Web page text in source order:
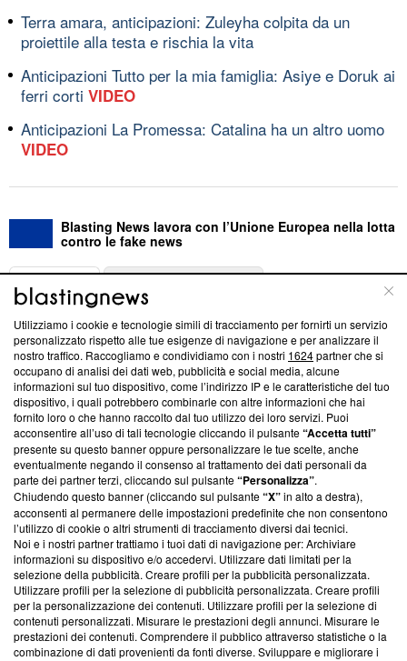
Terra amara, anticipazioni: Zuleyha colpita da un
proiettile alla testa e rischia la vita
Anticipazioni Tutto per la mia famiglia: Asiye e Doruk ai
ferri corti VIDEO
Anticipazioni La Promessa: Catalina ha un altro uomo
VIDEO
Blasting News lavora con l’Unione Europea nella lotta
contro le fake news
ABOUT
Questa sezione offre informazioni trasparenti su Blasting
News, sui nostri processi editoriali e su come ci impegniamo a
creare news di qualità. Inoltre, afferma la nostra aderenza a
‘Trust Project - News with Integrity’Blasting News non è
ancora membro del programma, ma ha richiesto di farne
parte; Trust Project non ha ancora effettuato una verifica di
conformità agli standard.
Su di noi
Team editoriale
Corporate
Redazione
Informativa Privacy
Cookie Policy
Utilizziamo i cookie e tecnologie simili di tracciamento per fornirti un servizio
personalizzato rispetto alle tue esigenze di navigazione e per analizzare il
nostro traffico. Raccogliamo e condividiamo con i nostri 1624partner che si
occupano di analisi dei dati web, pubblicità e social media, alcune
informazioni sul tuo dispositivo, come l’indirizzo IP e le caratteristiche del tuo
dispositivo, i quali potrebbero combinarle con altre informazioni che hai
fornito loro o che hanno raccolto dal tuo utilizzo dei loro servizi. Puoi
acconsentire all’uso di tali tecnologie cliccando il pulsante“Accetta tutti”
presente su questo banner oppure personalizzare le tue scelte, anche
eventualmente negando il consenso al trattamento dei dati personali da
parte dei partner terzi, cliccando sul pulsante“Personalizza”.
Chiudendo questo banner (cliccando sul pulsante“X”in alto a destra),
acconsenti al permanere delle impostazioni predefinite che non consentono
l’utilizzo di cookie o altri strumenti di tracciamento diversi dai tecnici.
Noi e i nostri partner trattiamo i tuoi dati di navigazione per: Archiviare
informazioni su dispositivo e/o accedervi. Utilizzare dati limitati per la
selezione della pubblicità. Creare profili per la pubblicità personalizzata.
Utilizzare profili per la selezione di pubblicità personalizzata. Creare profili
per la personalizzazione dei contenuti. Utilizzare profili per la selezione di
contenuti personalizzati. Misurare le prestazioni degli annunci. Misurare le
prestazioni dei contenuti. Comprendere il pubblico attraverso statistiche o la
combinazione di dati provenienti da fonti diverse. Sviluppare e migliorare i